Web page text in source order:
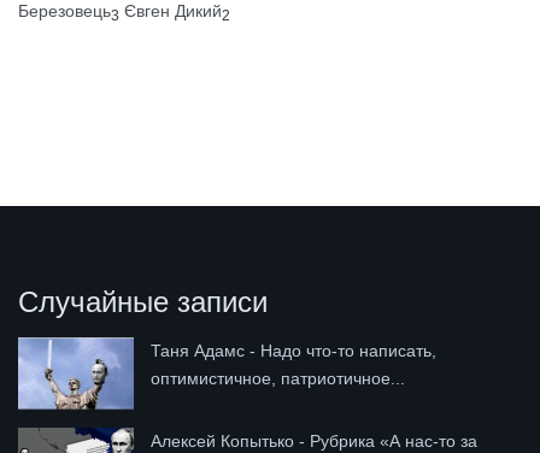
Березовець3 Євген Дикий2
Случайные записи
Таня Адамс - Надо что-то написать,
оптимистичное, патриотичное...
Алексей Копытько - Рубрика «А нас-то за